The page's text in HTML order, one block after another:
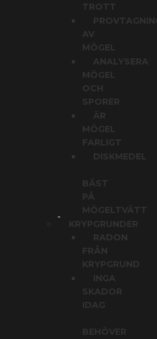
TROTT
PROVTAGNING
AV
MÖGEL
ANALYSERA
MÖGEL
OCH
SPORER
ÄR
MÖGEL
FARLIGT
DISKMEDEL
BÄST
PÅ
MÖGELTVÄTT
KRYPGRUNDER
RADON
FRÅN
KRYPGRUND
INGA
SKADOR
IDAG
BEHÖVER